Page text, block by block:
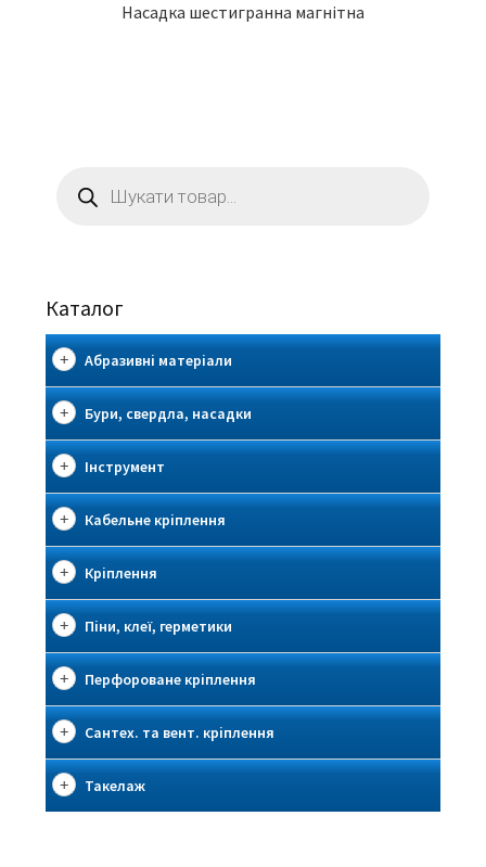
Насадка шестигранна магнітна
товарів
Каталог
Абразивні матеріали
Бури, свердла, насадки
Інструмент
Кабельне кріплення
Кріплення
Піни, клеї, герметики
Перфороване кріплення
Сантех. та вент. кріплення
Такелаж